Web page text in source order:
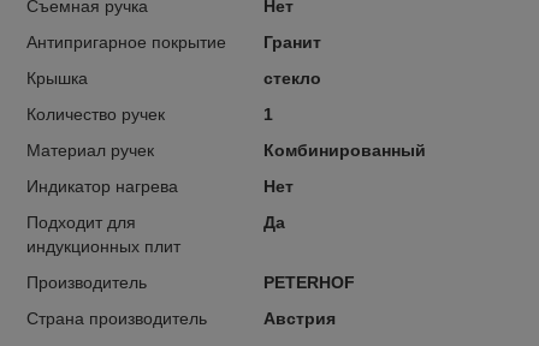
Съемная ручка
Нет
Антипригарное покрытие
Гранит
Крышка
стекло
Количество ручек
1
Материал ручек
Комбинированный
Индикатор нагрева
Нет
Подходит для
индукционных плит
Да
Производитель
PETERHOF
Страна производитель
Австрия